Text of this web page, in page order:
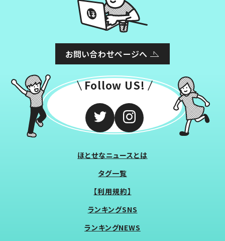
お問い合わせページへ
Follow US!
ほとせなニュースとは
タグ一覧
【利用規約】
ランキングSNS
ランキングNEWS